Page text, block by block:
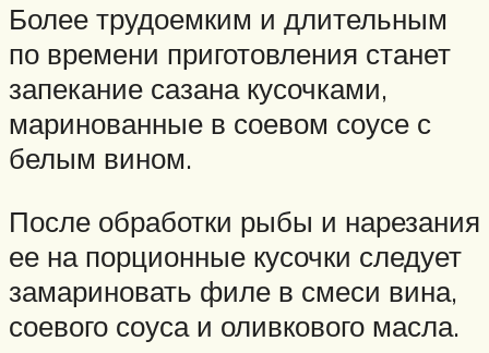
Более трудоемким и длительным
по времени приготовления станет
запекание сазана кусочками,
маринованные в соевом соусе с
белым вином.
После обработки рыбы и нарезания
ее на порционные кусочки следует
замариновать филе в смеси вина,
соевого соуса и оливкового масла.